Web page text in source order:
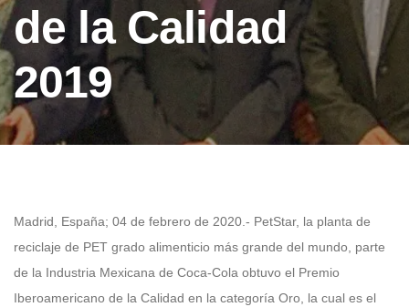
de la Calidad
2019
Madrid, España; 04 de febrero de 2020.- PetStar, la planta de
reciclaje de PET grado alimenticio más grande del mundo, parte
de la Industria Mexicana de Coca-Cola obtuvo el Premio
Iberoamericano de la Calidad en la categoría Oro, la cual es el